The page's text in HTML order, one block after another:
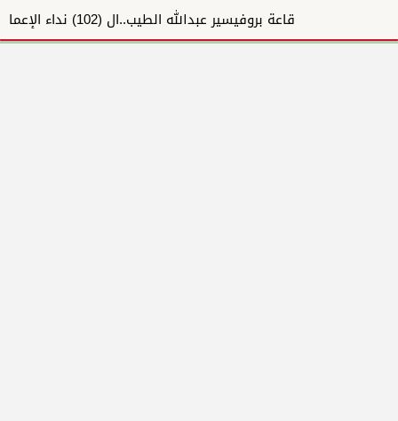
قاعة بروفيسير عبدالله الطيب..ال (102) نداء الإعمار